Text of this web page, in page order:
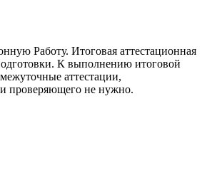
Работу. Итоговая аттестационная
К выполнению итоговой
аттестации,
проверяющего не нужно.